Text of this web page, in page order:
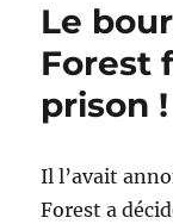
Le
Forest
prison !
Il l’avait
Forest a